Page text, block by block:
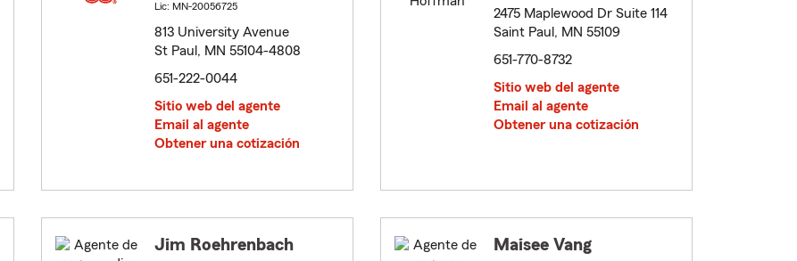
Lic: MN-20056725
813 University Avenue
St Paul, MN 55104-4808
651-222-0044
Sitio web del agente
Email al agente
Obtener una cotización
2475 Maplewood Dr Suite 114
Saint Paul, MN 55109
651-770-8732
Sitio web del agente
Email al agente
Obtener una cotización
Jim Roehrenbach Maisee Vang